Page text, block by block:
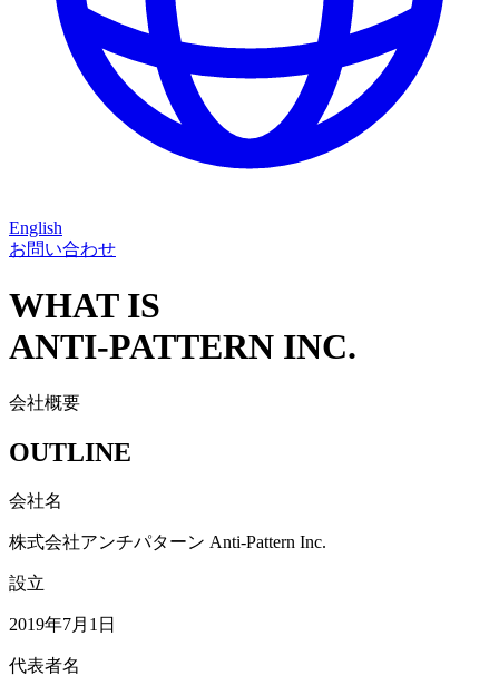
English
お問い合わせ
WHAT IS
ANTI-PATTERN INC.
会社概要
OUTLINE
会社名
株式会社アンチパターン Anti-Pattern Inc.
設立
2019年7月1日
代表者名